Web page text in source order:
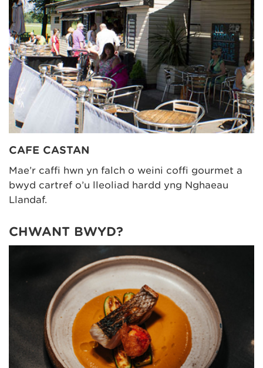
CAFE CASTAN
Mae’r caffi hwn yn falch o weini coffi gourmet a
bwyd cartref o’u lleoliad hardd yng Nghaeau
Llandaf.
CHWANT BWYD?